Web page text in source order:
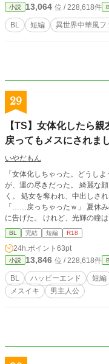
小説 13,064 位 / 228,618件
BL 短編 異世界中華風フ
29
【TS】女体化したら
戻ってもメスにされま
いやだもん
「女体化しちゃった。どうし
が、運の尽きだった。 綺麗な
く。 処女を奪われ、中出しさ
「……戻っちゃったｗ」 夏休
に告げた。 けれど、光輝の瞳
―。 「雄馬、ずっと一緒にいて……もっと気持ちよくさせてあげるから……」
僕は、彼専用のメスとして、イケメンち
ルス様でも公開しています
BL 完結 短編 R18
24h.ポイント 63pt
小説 13,846 位 / 228,618件
BL ハッピーエンド 短編
メスイキ
男主人公